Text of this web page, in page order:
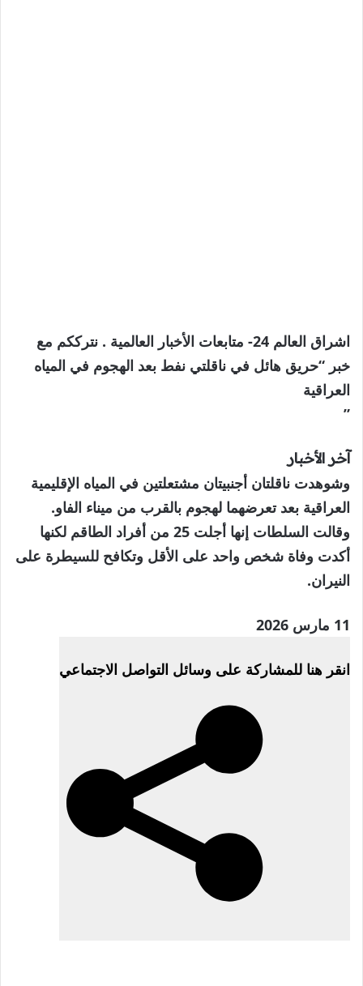
اشراق العالم 24- متابعات الأخبار العالمية . نترككم مع
خبر “حريق هائل في ناقلتي نفط بعد الهجوم في المياه
العراقية
”
آخر الأخبار
وشوهدت ناقلتان أجنبيتان مشتعلتين في المياه الإقليمية
العراقية بعد تعرضهما لهجوم بالقرب من ميناء الفاو.
وقالت السلطات إنها أجلت 25 من أفراد الطاقم لكنها
أكدت وفاة شخص واحد على الأقل وتكافح للسيطرة على
النيران.
تم
بتاريخ
11 مارس 2026
انقر هنا للمشاركة على وسائل التواصل الاجتماعي